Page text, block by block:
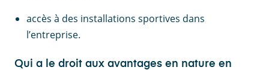
accès à des installations sportives dans
l’entreprise.
Qui a le droit aux avantages en nature en